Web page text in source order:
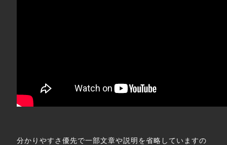
分かりやすさ優先で一部文章や説明を省略していますの